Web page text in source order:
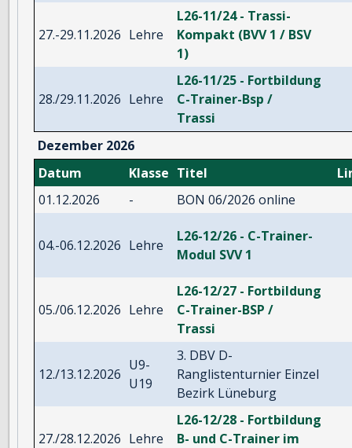
27.-29.11.2026 Lehre
L26-11/24 - Trassi-
Kompakt (BVV 1 / BSV
1)
28./29.11.2026 Lehre
L26-11/25 - Fortbildung
C-Trainer-Bsp /
Trassi
Dezember 2026
Datum
Klasse Titel
01.12.2026
- BON 06/2026 online
04.-06.12.2026 Lehre
L26-12/26 - C-Trainer-
Modul SVV 1
05./06.12.2026 Lehre
L26-12/27 - Fortbildung
C-Trainer-BSP /
Trassi
12./13.12.2026
U9-
U19
3. DBV D-
Ranglistenturnier Einzel
Bezirk Lüneburg
27./28.12.2026 Lehre
L26-12/28 - Fortbildung
B- und C-Trainer im